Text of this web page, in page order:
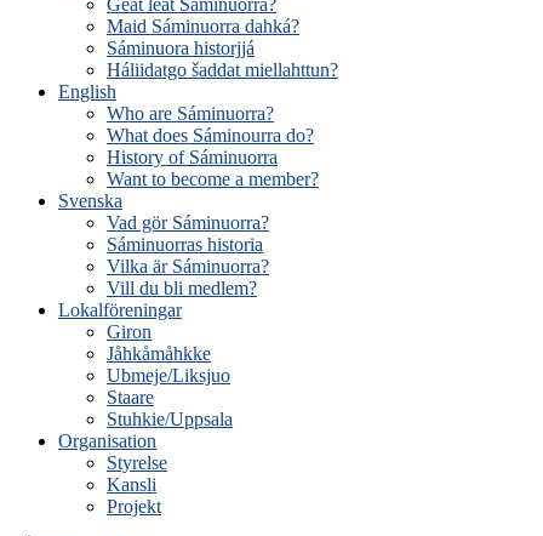
Geat leat Sáminuorra?
Maid Sáminuorra dahká?
Sáminuora historjjá
Háliidatgo šaddat miellahttun?
English
Who are Sáminuorra?
What does Sáminourra do?
History of Sáminuorra
Want to become a member?
Svenska
Vad gör Sáminuorra?
Sáminuorras historia
Vilka är Sáminuorra?
Vill du bli medlem?
Lokalföreningar
Giron
Jåhkåmåhkke
Ubmeje/Liksjuo
Staare
Stuhkie/Uppsala
Organisation
Styrelse
Kansli
Projekt